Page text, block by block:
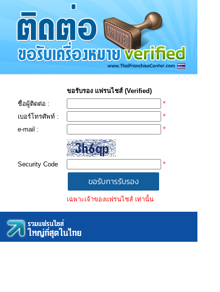
ขอรับรอง แฟรนไชส์ (Verified)
ชื่อผู้ติดต่อ :
*
เบอร์โทรศัพท์ :
*
e-mail :
*
Security Code *
เฉพาะเจ้าของแฟรนไชส์ เท่านั้น